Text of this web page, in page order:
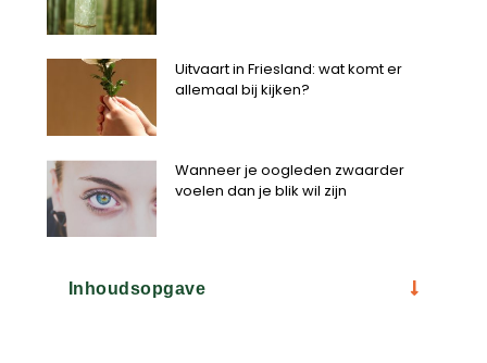
Uitvaart in Friesland: wat komt er
allemaal bij kijken?
Wanneer je oogleden zwaarder
voelen dan je blik wil zijn
Inhoudsopgave